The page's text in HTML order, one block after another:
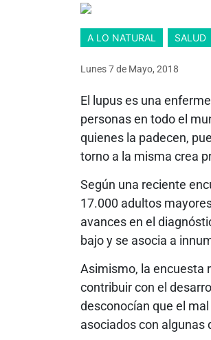
A LO NATURAL SALUD
Lunes 7de Mayo, 2018
El lupus es una
personas en todo el
quienes la padecen,
torno a la misma crea
Según una reciente
17.000 adultos
avances en el
bajo y se asocia a
Asimismo, la encuesta
contribuir con el
desconocían que el
asociados con algunas